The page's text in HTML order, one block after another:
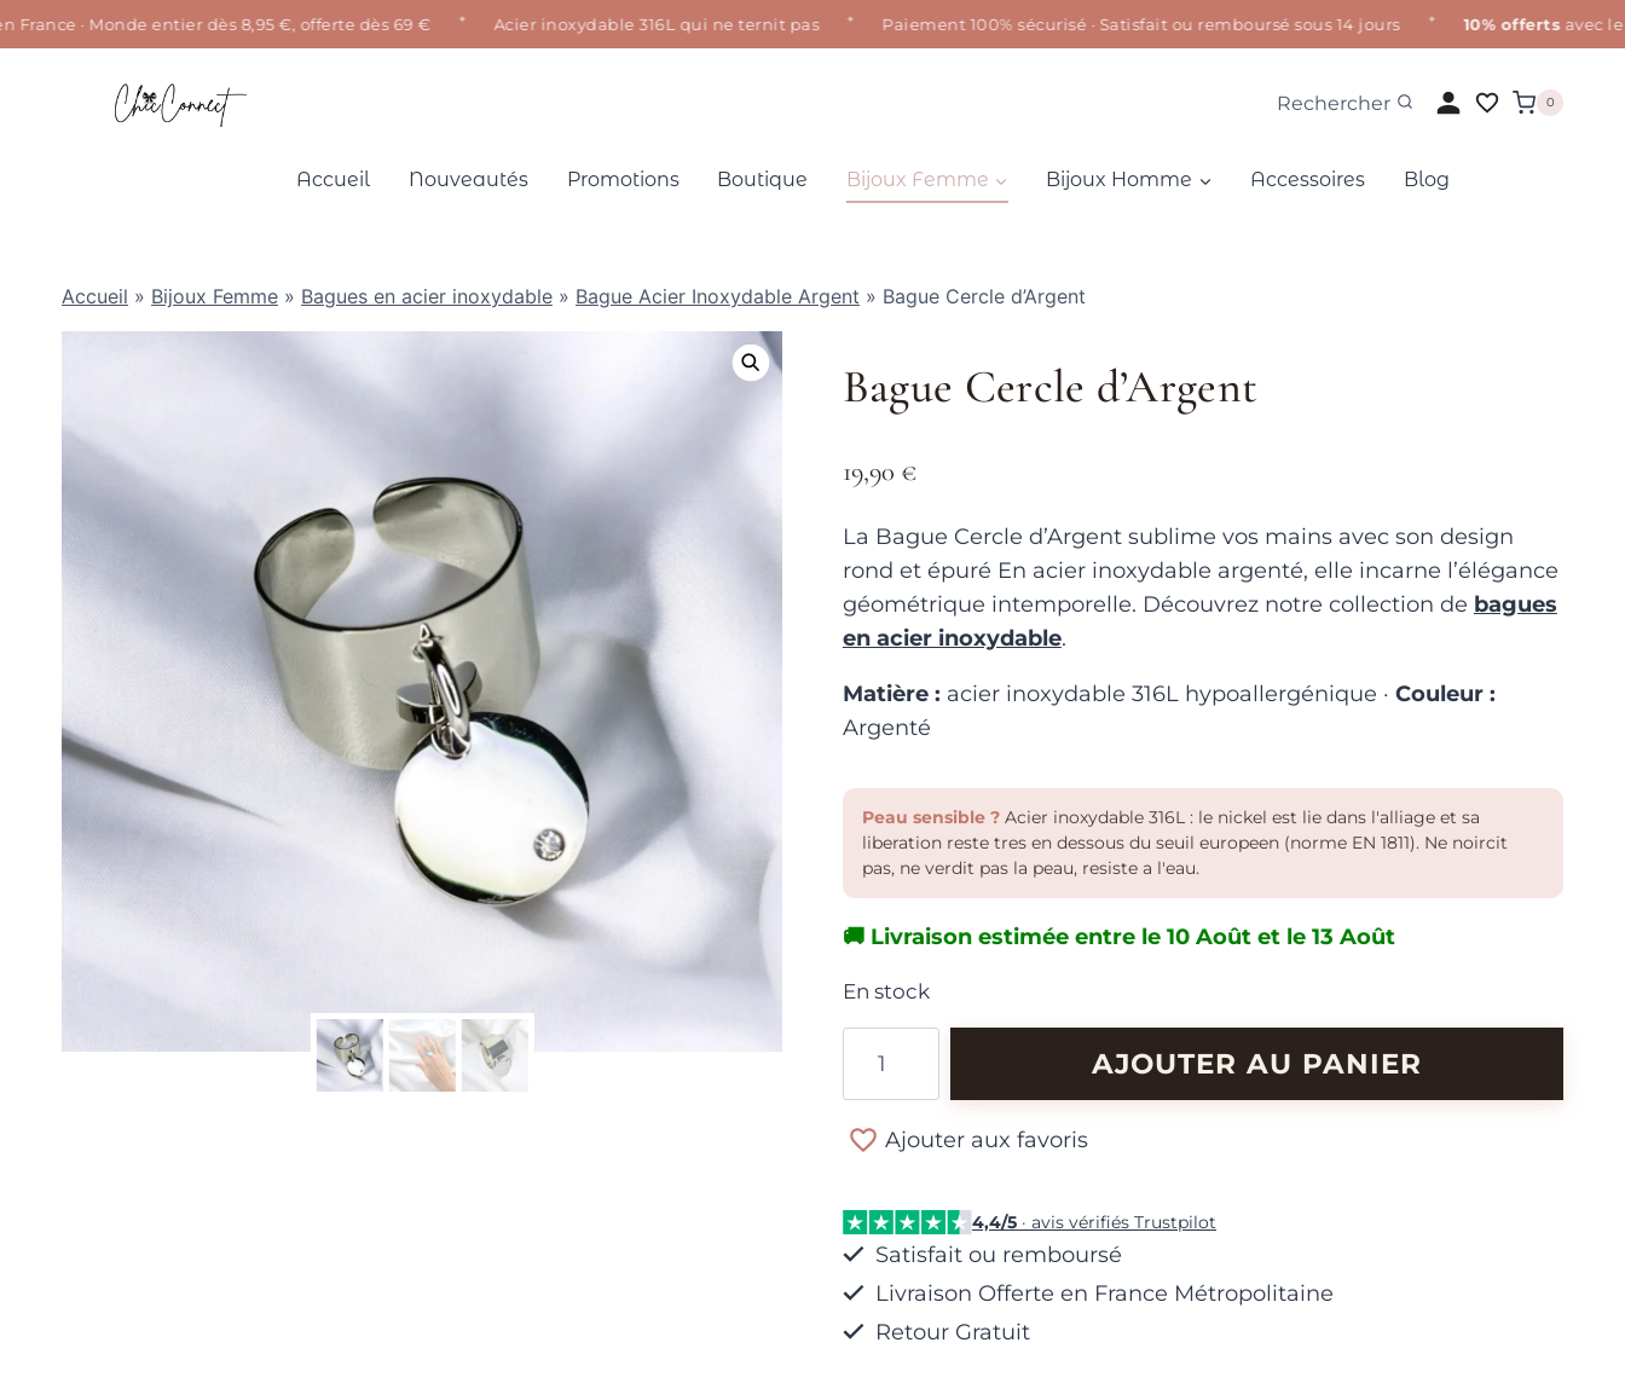
· Monde entier dès 8,95 €, offerte dès 69 € ✦ Acier inoxydable 316L qui ne ternit pas Paiement 100% sécurisé · Satisfait ou remboursé sous 14 jours 10% offertsavec le
Rechercher 0
Accueil Nouveautés Promotions Boutique Bijoux Femme Bijoux Homme Accessoires Blog
Accueil » Bijoux Femme » Bagues en acier inoxydable » Bague Acier Inoxydable Argent » Bague Cercle d’Argent
Bague Cercle d’Argent
19,90 €
La Bague Cercle d’Argent sublime vos mains avec son design
rond et épuré En acier inoxydable argenté, elle incarne l’élégance
géométrique intemporelle. Découvrez notre collection de bagues
en acier inoxydable.
Matière : acier inoxydable 316L hypoallergénique · Couleur :
Argenté
Peau sensible ?Acier inoxydable 316L : le nickel est lie dans l'alliage et sa
liberation reste tres en dessous du seuil europeen (norme EN 1811). Ne noircit
pas, ne verdit pas la peau, resiste a l'eau.
🚚 Livraison estimée entre le 10 Août et le 13 Août
En stock
Cercle
AJOUTER AU PANIER
Ajouter aux favoris
4,4/5· avis vérifiés Trustpilot
Satisfait ou remboursé
Livraison Offerte en France Métropolitaine
Retour Gratuit